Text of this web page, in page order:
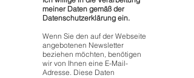
meiner Daten gemäß der
Datenschutzerklärung ein.
Wenn Sie den auf der Webseite
angebotenen Newsletter
beziehen möchten, benötigen
wir von Ihnen eine E-Mail-
Adresse. Diese Daten